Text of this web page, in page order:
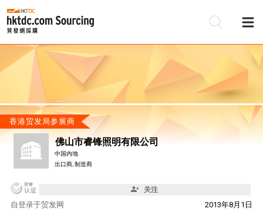
香港贸发局参展商
佛山市睿锋照明有限公司
中国内地
出口商, 制造商
关注
自 2013年8月1日
登录于贸发网